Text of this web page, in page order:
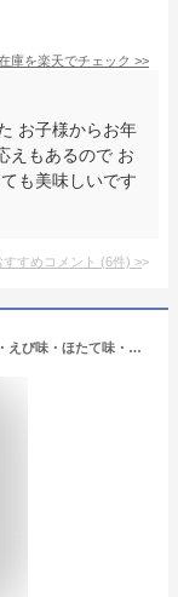
庫を楽天でチェック >>
お子様からお年
えもあるので お
も美味しいです
すめコメント (6件) >
伊達おかきギフト 5種5本入（あさりバター味・えび味・ほたて味・塩竈の藻塩味・うに味） 【国産餅米 もち米 お菓子 米菓 かき餅 かきもち お礼 お返し ご挨拶 詰め合わせ 贈答 贈り物 お土産 お取り寄せ 仙台 手土産 プチギフト 】